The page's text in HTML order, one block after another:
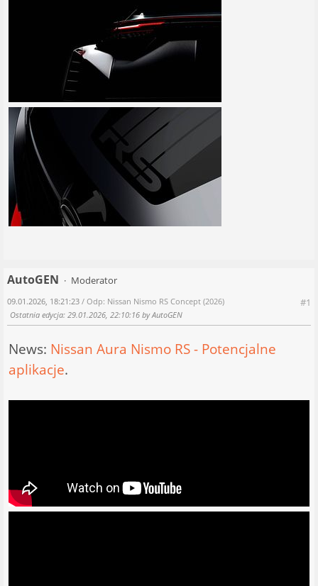
AutoGEN
Moderator
#1
09.01.2026, 18:21:23 / Odp: Nissan Nismo RS Concept (2026)
Ostatnia edycja: 29.01.2026, 22:10:16 by AutoGEN
News: Nissan Aura Nismo RS - Potencjalne
aplikacje.